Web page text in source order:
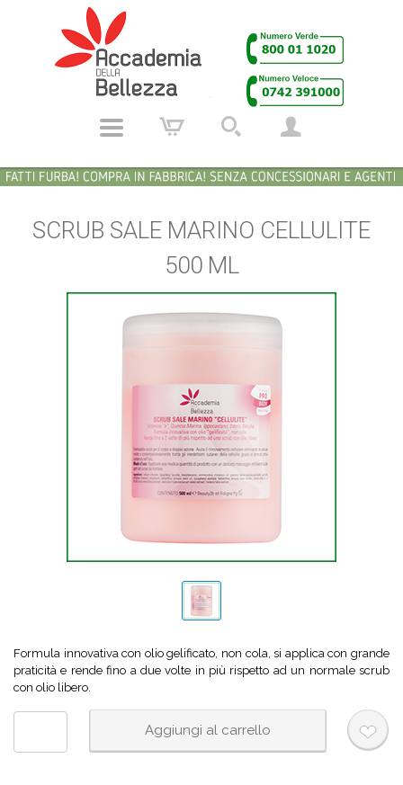
SCRUB SALE MARINO CELLULITE
500 ML
Formula innovativa con olio gelificato, non cola, si applica con grande
praticità e rende fino a due volte in più rispetto ad un normale scrub
con olio libero.